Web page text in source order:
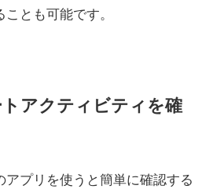
とも可能です。
アクティビティを確
プリを使うと簡単に確認する